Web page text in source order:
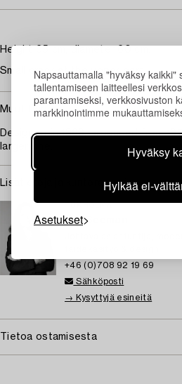
Napsauttamalla "hyväksy kaikki"
tallentamiseen laitteellesi
parantamiseksi, verkkosivuston
markkinointimme
Hyväksy
Hylkää ei-
Asetukset
Height 65 cm, diameter 60 cm.
Small crack at the upper part.
Muut tiedot
Designed in 1969, produced from
larger one.
Lisätietoja ja kuntoraportit
Eva Seeman
+46 (0)708 92 19 69
Sähköposti
→ Kysyttyjä esineitä
Tietoa ostamisesta